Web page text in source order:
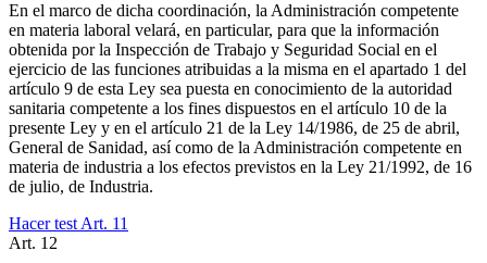
En el marco de dicha coordinación, la Administración competente
en materia laboral velará, en particular, para que la información
obtenida por la Inspección de Trabajo y Seguridad Social en el
ejercicio de las funciones atribuidas a la misma en el apartado 1 del
artículo 9 de esta Ley sea puesta en conocimiento de la autoridad
sanitaria competente a los fines dispuestos en el artículo 10 de la
presente Ley y en el artículo 21 de la Ley 14/1986, de 25 de abril,
General de Sanidad, así como de la Administración competente en
materia de industria a los efectos previstos en la Ley 21/1992, de 16
de julio, de Industria.
Hacer test Art. 11
Art. 12